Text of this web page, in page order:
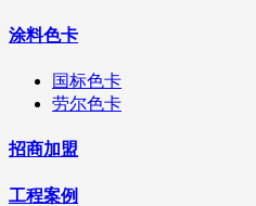
涂料色卡
国标色卡
劳尔色卡
招商加盟
工程案例